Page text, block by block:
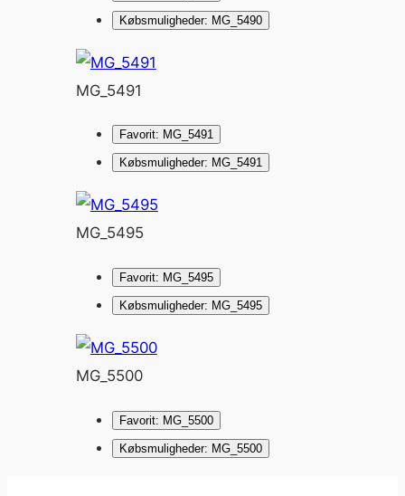
Købsmuligheder: MG_5490
MG_5491
Favorit: MG_5491
Købsmuligheder: MG_5491
MG_5495
Favorit: MG_5495
Købsmuligheder: MG_5495
MG_5500
Favorit: MG_5500
Købsmuligheder: MG_5500